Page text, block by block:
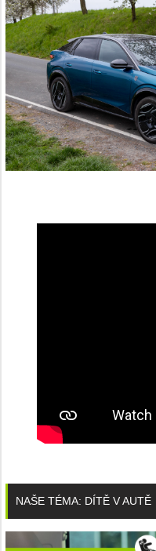
NAŠE TÉMA: DÍTĚ V AUTĚ